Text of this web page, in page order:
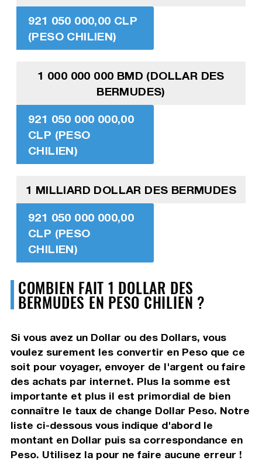
921 050 000,00 CLP
(PESO CHILIEN)
1 000 000 000 BMD (DOLLAR DES
BERMUDES)
921 050 000 000,00
CLP (PESO
CHILIEN)
1 MILLIARD DOLLAR DES BERMUDES
921 050 000 000,00
CLP (PESO
CHILIEN)
COMBIEN FAIT 1 DOLLAR DES
BERMUDES EN PESO CHILIEN ?
Si vous avez un Dollar ou des Dollars, vous
voulez surement les convertir en Peso que ce
soit pour voyager, envoyer de l'argent ou faire
des achats par internet. Plus la somme est
importante et plus il est primordial de bien
connaître le taux de change Dollar Peso. Notre
liste ci-dessous vous indique d'abord le
montant en Dollar puis sa correspondance en
Peso. Utilisez la pour ne faire aucune erreur !